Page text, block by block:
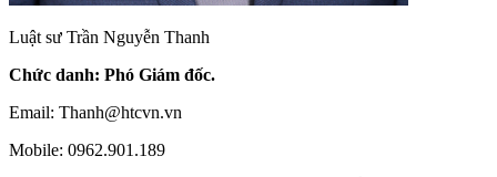
Luật sư Trần Nguyễn Thanh
Chức danh: Phó Giám đốc.
Email: Thanh@htcvn.vn
Mobile: 0962.901.189